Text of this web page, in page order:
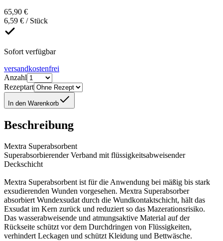
65,90 €
6,59 € / Stück
Sofort verfügbar
versandkostenfrei
Anzahl
Rezeptart
In den Warenkorb
Beschreibung
Mextra Superabsorbent
Superabsorbierender Verband mit flüssigkeitsabweisender
Deckschicht
Mextra Superabsorbent ist für die Anwendung bei mäßig bis stark
exsudierenden Wunden vorgesehen. Mextra Superabsorber
absorbiert Wundexsudat durch die Wundkontaktschicht, hält das
Exsudat im Kern zurück und reduziert so das Mazerationsrisiko.
Das wasserabweisende und atmungsaktive Material auf der
Rückseite schützt vor dem Durchdringen von Flüssigkeiten,
verhindert Leckagen und schützt Kleidung und Bettwäsche.